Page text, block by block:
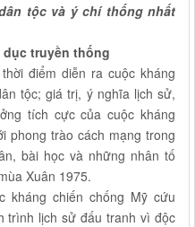
tộc và ý chí thống nhất
truyền thống
điểm diễn ra cuộc kháng
tộc; giá trị, ý nghĩa lịch sử,
tích cực của cuộc kháng
phong trào cách mạng trong
bài học và những nhân tố
Xuân 1975.
kháng chiến chống Mỹ cứu
trình lịch sử đấu tranh vì độc